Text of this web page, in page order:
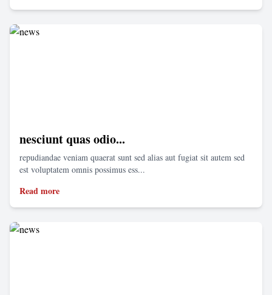
nesciunt quas odio...
repudiandae veniam quaerat sunt sed alias aut fugiat sit autem sed
est voluptatem omnis possimus ess...
Read more